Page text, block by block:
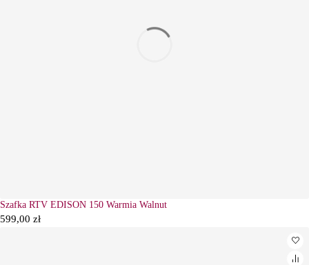
Wyprzedane
Szafka RTV EDISON 150 Warmia Walnut
599,00 zł